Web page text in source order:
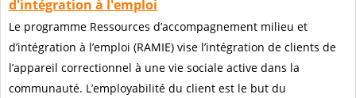
d'intégration à l'emploi
Le programme Ressources d’accompagnement milieu et
d’intégration à l’emploi (RAMIE) vise l’intégration de clients de
l’appareil correctionnel à une vie sociale active dans la
communauté. L’employabilité du client est le but du